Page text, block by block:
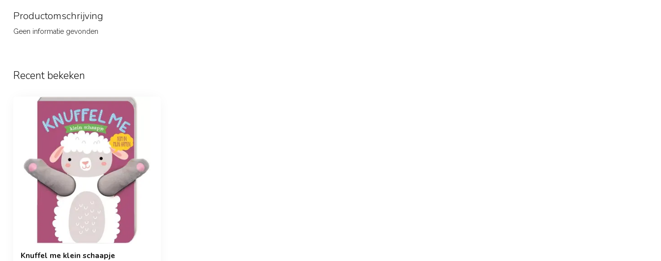
Productomschrijving
Geen informatie gevonden
Recent bekeken
Knuffel me klein schaapje